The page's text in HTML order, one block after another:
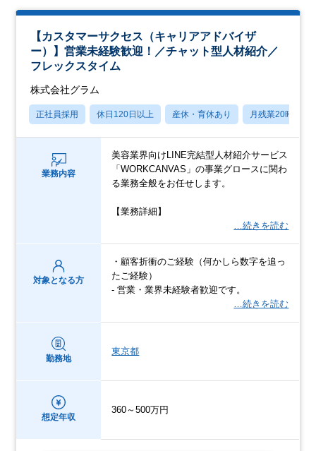
【カスタマーサクセス（キャリアアドバイザ
ー）】営業未経験歓迎！／チャット型人材紹介／
フレックスタイム
株式会社グラム
正社員採用 休日120日以上 産休・育休あり 月残業20時間以
業務内容
美容業界向けLINE完結型人材紹介サービス
「WORKCANVAS」の事業グロースに関わ
る業務全般をお任せします。
【業務詳細】
…続きを読む
対象となる方
・顧客折衝のご経験（何かしら数字を追っ
たご経験）
- 営業・業界未経験者歓迎です。
…続きを読む
勤務地
東京都
想定年収
360～500万円